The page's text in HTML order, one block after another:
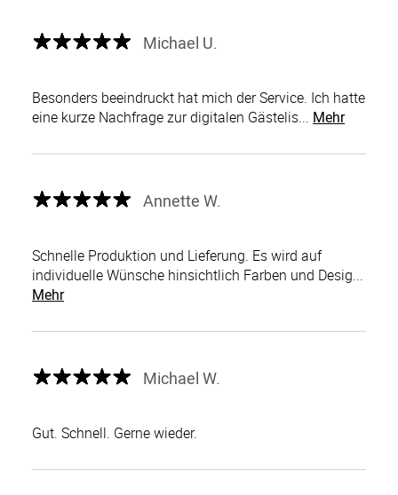
Michael U.
Besonders beeindruckt hat mich der Service. Ich hatte
eine kurze Nachfrage zur digitalen Gästelis... Mehr
Annette W.
Schnelle Produktion und Lieferung. Es wird auf
individuelle Wünsche hinsichtlich Farben und Desig...
Mehr
Michael W.
Gut. Schnell. Gerne wieder.